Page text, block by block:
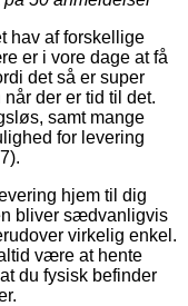
hav af forskellige
er i vore dage at få
det så er super
der er tid til det.
samt mange
for levering
hjem til dig
bliver sædvanligvis
virkelig enkel.
være at hente
du fysisk befinder